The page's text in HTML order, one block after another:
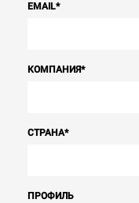
EMAIL*
КОМПАНИЯ*
СТРАНА*
ПРОФИЛЬ